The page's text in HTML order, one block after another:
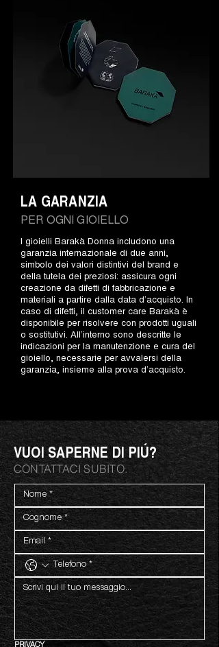
PER OGNI GIOIELLO
LA GARANZIA
I gioielli Barakà Donna includono una
garanzia internazionale di due anni,
simbolo dei valori distintivi del brand e
della tutela dei preziosi: assicura ogni
creazione da difetti di fabbricazione e
materiali a partire dalla data d’acquisto. In
caso di difetti, il customer care Barakà è
disponibile per risolvere con prodotti uguali
o sostitutivi. All’interno sono descritte le
indicazioni per la manutenzione e cura del
gioiello, necessarie per avvalersi della
garanzia, insieme alla prova d’acquisto.
VUOI SAPERNE DI PIÚ?
CONTATTACI SUBITO.
PRIVACY